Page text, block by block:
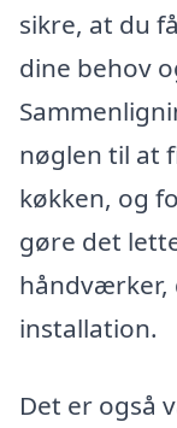
sikre, at du
dine behov
nøglen til at
køkken, og
gøre det
håndværker,
installation.
Det er også